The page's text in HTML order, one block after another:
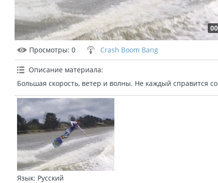
Просмотры: 0 Crash Boom Bang
Описание материала:
Большая скорость, ветер и волны. Не каждый справится
Язык: Русский